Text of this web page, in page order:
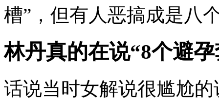
槽”，但有人恶搞成是八
林丹真的在说“8个避
话说当时女解说很尴尬